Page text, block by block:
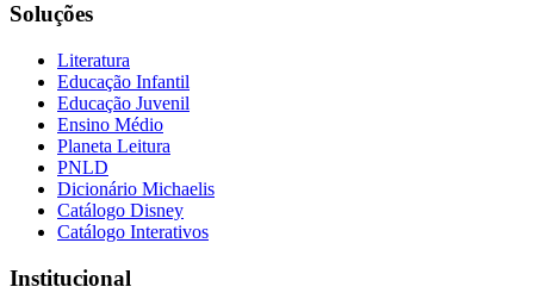
Soluções
Literatura
Educação Infantil
Educação Juvenil
Ensino Médio
Planeta Leitura
PNLD
Dicionário Michaelis
Catálogo Disney
Catálogo Interativos
Institucional